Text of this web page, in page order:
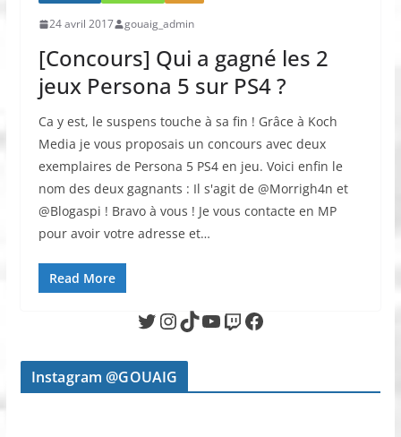
24 avril 2017 gouaig_admin
[Concours] Qui a gagné les 2
jeux Persona 5 sur PS4 ?
Ca y est, le suspens touche à sa fin ! Grâce à Koch
Media je vous proposais un concours avec deux
exemplaires de Persona 5 PS4 en jeu. Voici enfin le
nom des deux gagnants : Il s'agit de @Morrigh4n et
@Blogaspi ! Bravo à vous ! Je vous contacte en MP
pour avoir votre adresse et…
Read More
Twitter InstagramTikTok YouTube Twitch Facebook
Instagram @GOUAIG